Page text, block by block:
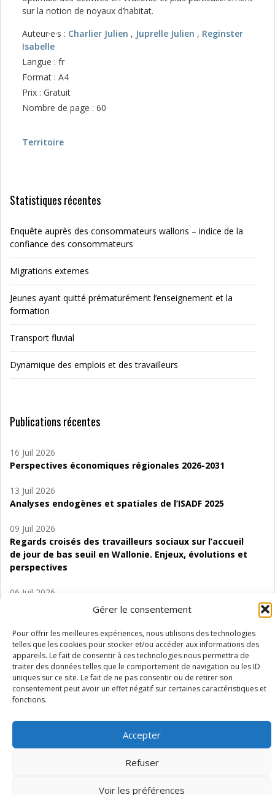
Gérer le consentement
Pour offrir les meilleures expériences, nous utilisons des technologies
telles que les cookies pour stocker et/ou accéder aux informations des
appareils. Le fait de consentir à ces technologies nous permettra de
traiter des données telles que le comportement de navigation ou les ID
uniques sur ce site. Le fait de ne pas consentir ou de retirer son
consentement peut avoir un effet négatif sur certaines caractéristiques et
fonctions.
Accepter
Refuser
Voir les préférences
sur la notion de noyaux d’habitat.
Auteur·e·s : Charlier Julien , Juprelle Julien , Reginster
Isabelle
Langue : fr
Format : A4
Prix : Gratuit
Nombre de page : 60
Territoire
Statistiques récentes
Enquête auprès des consommateurs wallons – indice de la
confiance des consommateurs
Migrations externes
Jeunes ayant quitté prématurément l’enseignement et la
formation
Transport fluvial
Dynamique des emplois et des travailleurs
Publications récentes
16 Juil 2026
Perspectives économiques régionales 2026-2031
13 Juil 2026
Analyses endogènes et spatiales de l’ISADF 2025
09 Juil 2026
Regards croisés des travailleurs sociaux sur l’accueil
de jour de bas seuil en Wallonie. Enjeux, évolutions et
perspectives
06 Juil 2026
Étude d’évaluabilité des Structures
01 Juil 2026
Pénurie du personnel infirmier :quels indicateurs
d’offre de soins pour comprendre la situation en
Wallonie ?
Mentions légales Vie privée Médiateur Accessibilité